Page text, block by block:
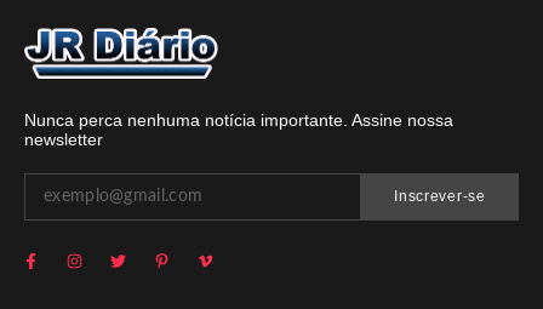
Nunca perca nenhuma notícia importante. Assine nossa
newsletter
Inscrever-se